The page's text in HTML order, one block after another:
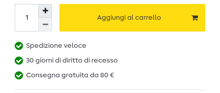
Aggiungi al carrello
Spedizione veloce
30 giorni di diritto di recesso
Consegna gratuita da 80 €